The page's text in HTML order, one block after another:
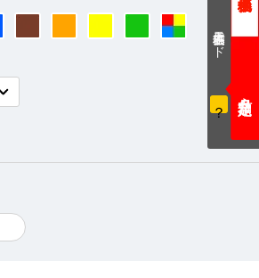
価格表示モード
？